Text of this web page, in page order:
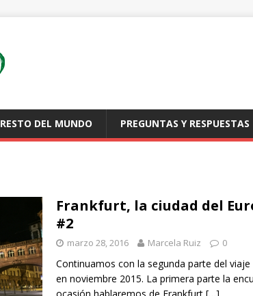
RESTO DEL MUNDO PREGUNTAS Y RESPUESTAS
Frankfurt, la ciudad del
#2
marzo 28, 2016 Marcela Ruiz 0
Continuamos con la segunda parte del
en noviembre 2015. La primera parte la